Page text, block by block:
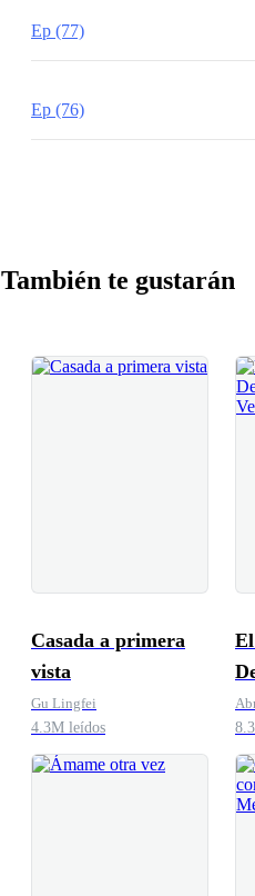
Ep (77)
Ep (76)
También te gustarán
Casada a primera
vista
Gu Lingfei
4.3M leídos